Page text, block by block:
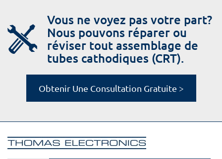
Vous ne voyez pas votre part?
Nous pouvons réparer ou
réviser tout assemblage de
tubes cathodiques (CRT).
Obtenir Une Consultation Gratuite >